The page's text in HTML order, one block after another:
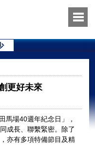
更好未來
馬場40週年紀念日」，
成長、聯繫緊密。除了
亦有多項特備節目及精